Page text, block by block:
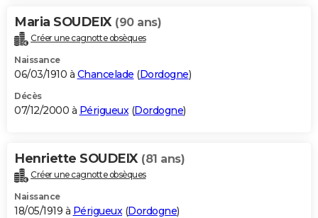
Maria SOUDEIX (90 ans)
Créer une cagnotte obsèques
Naissance
06/03/1910 à Chancelade (Dordogne)
Décès
07/12/2000 à Périgueux(Dordogne)
Henriette SOUDEIX (81 ans)
Créer une cagnotte obsèques
Naissance
18/05/1919 à Périgueux(Dordogne)